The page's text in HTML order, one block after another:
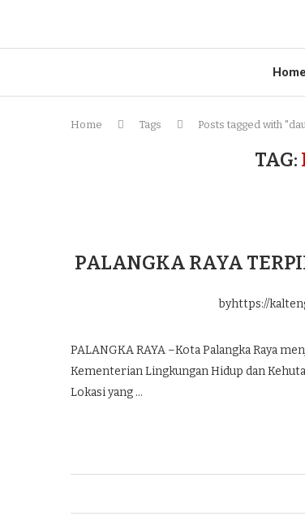
Home
Home Tags Posts tagged with
TAG:
PALANGKA RAYA
byhttps://
PALANGKA RAYA –Kota Palangka Raya
Kementerian Lingkungan Hidup dan
Lokasi yang …